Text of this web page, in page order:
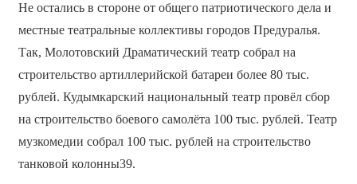
Не остались в стороне от общего патриотического дела и
местные театральные коллективы городов Предуралья.
Так, Молотовский Драматический театр собрал на
строительство артиллерийской батареи более 80 тыс.
рублей. Кудымкарский национальный театр провёл сбор
на строительство боевого самолёта 100 тыс. рублей. Театр
музкомедии собрал 100 тыс. рублей на строительство
танковой колонны39.